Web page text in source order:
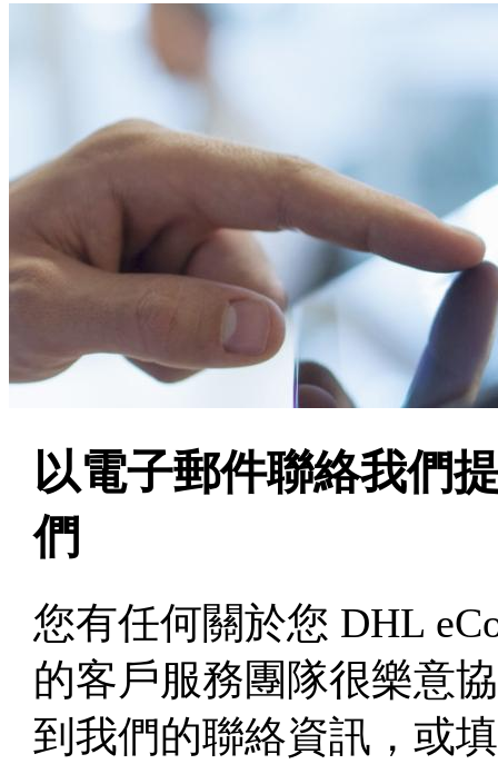
以電子郵件聯絡我們
們
您有任何關於您 DHL
的客戶服務團隊很樂意
到我們的聯絡資訊，或